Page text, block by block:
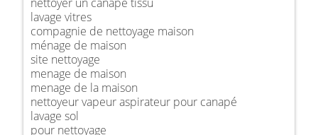
lavage vitres
compagnie de nettoyage maison
ménage de maison
site nettoyage
menage de maison
menage de la maison
nettoyeur vapeur aspirateur pour canapé
lavage sol
pour nettoyage